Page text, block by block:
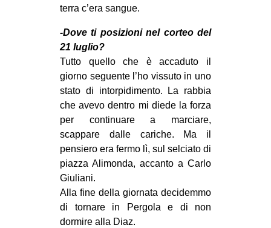
terra c’era sangue.
-Dove ti posizioni nel corteo del
21 luglio?
Tutto quello che è accaduto il
giorno seguente l’ho vissuto in uno
stato di intorpidimento. La rabbia
che avevo dentro mi diede la forza
per continuare a marciare,
scappare dalle cariche. Ma il
pensiero era fermo lì, sul selciato di
piazza Alimonda, accanto a Carlo
Giuliani.
Alla fine della giornata decidemmo
di tornare in Pergola e di non
dormire alla Diaz.